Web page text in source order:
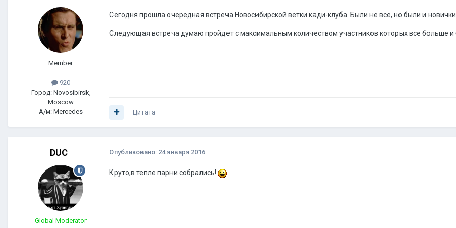
Member
920
Город: Novosibirsk,
Moscow
А/м: Mercedes
Сегодня прошла очередная встреча Новосибирской ветки кади-клуба. Были не все, но были и новички.
Следующая встреча думаю пройдет с максимальным количеством участников которых все больше
Цитата
DUC
Global Moderator
Опубликовано: 24 января 2016
Круто,в тепле парни собрались!